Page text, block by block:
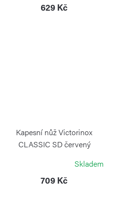
629 Kč
Kapesní nůž Victorinox
CLASSIC SD červený
Skladem
709 Kč